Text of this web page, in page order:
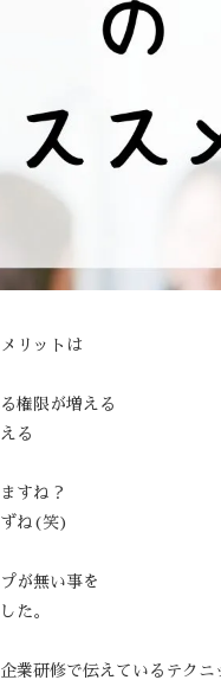
リットは
権限が増える
る
すね？
ずね(笑)
が無い事を
た。
業研修で伝えているテク